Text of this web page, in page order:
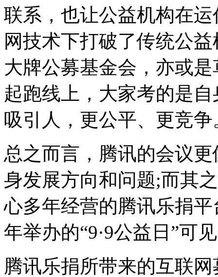
联系，也让公益机构在
网技术下打破了传统公
大牌公募基金会，亦或
起跑线上，大家考的是
吸引人，更公平、更竞争
总之而言，腾讯的会议
身发展方向和问题;而其
心多年经营的腾讯乐捐
年举办的“9·9公益日”可
腾讯乐捐所带来的互联